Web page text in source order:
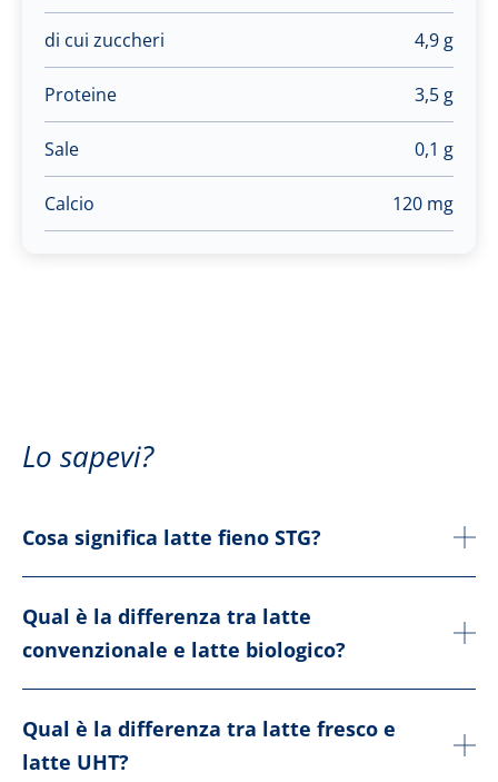
di cui zuccheri 4,9 g
Proteine 3,5 g
Sale 0,1 g
Calcio 120 mg
Lo sapevi?
Cosa significa latte fieno STG?
Qual è la differenza tra latte
convenzionale e latte biologico?
Qual è la differenza tra latte fresco e
latte UHT?